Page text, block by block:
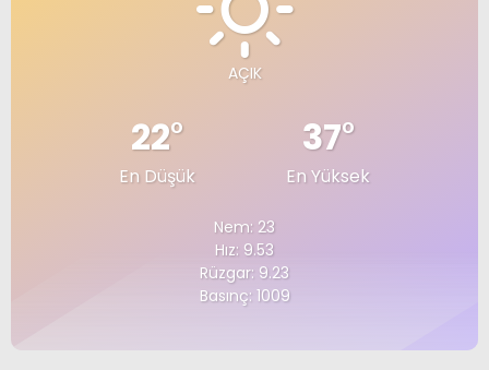
AÇIK
22°
En Düşük
37°
En Yüksek
Nem: 23
Hız: 9.53
Rüzgar: 9.23
Basınç: 1009